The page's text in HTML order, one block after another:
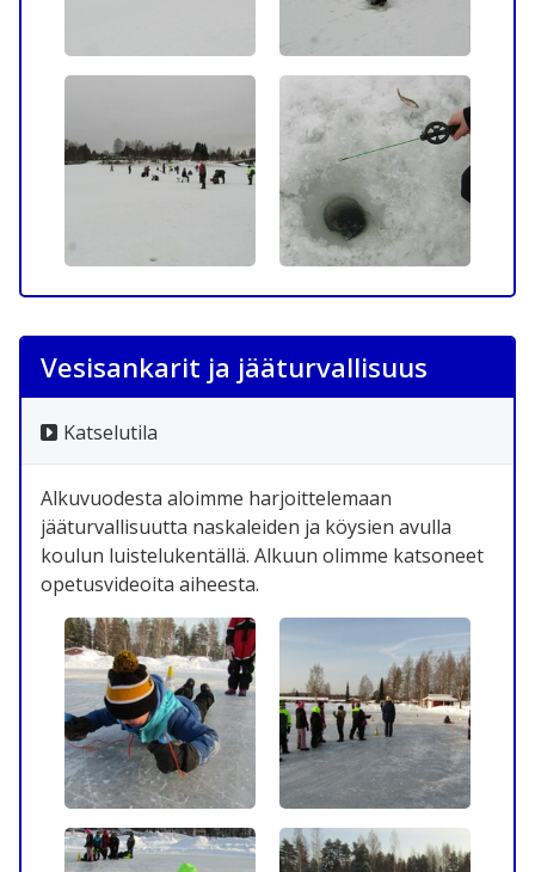
Vesisankarit ja jääturvallisuus
Katselutila
Alkuvuodesta aloimme harjoittelemaan
jääturvallisuutta naskaleiden ja köysien avulla
koulun luistelukentällä. Alkuun olimme katsoneet
opetusvideoita aiheesta.